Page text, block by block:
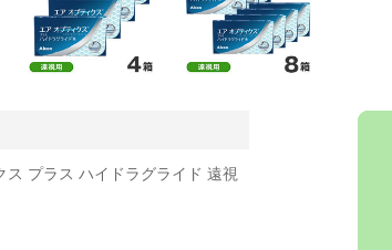
プラス ハイドラグライド 遠視